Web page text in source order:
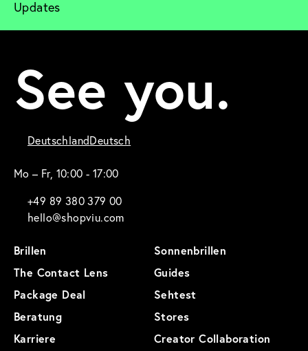
Updates
See you.
DeutschlandDeutsch
Mo – Fr, 10:00 - 17:00
+49 89 380 379 00
hello@shopviu.com
Brillen
Sonnenbrillen
The Contact Lens
Guides
Package Deal
Sehtest
Beratung
Stores
Karriere
Creator Collaboration